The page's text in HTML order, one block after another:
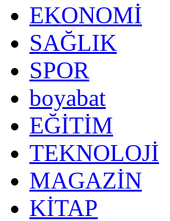
EKONOMİ
SAĞLIK
SPOR
boyabat
EĞİTİM
TEKNOLOJİ
MAGAZİN
KİTAP